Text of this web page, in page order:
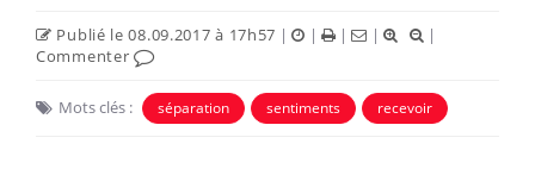
Publié le 08.09.2017 à 17h57 | | | |
|
Commenter
Mots clés : séparation sentiments recevoir